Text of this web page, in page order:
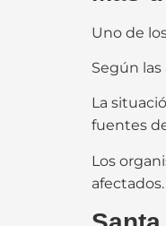
Uno de
Según
La
fuentes
Los
afectados.